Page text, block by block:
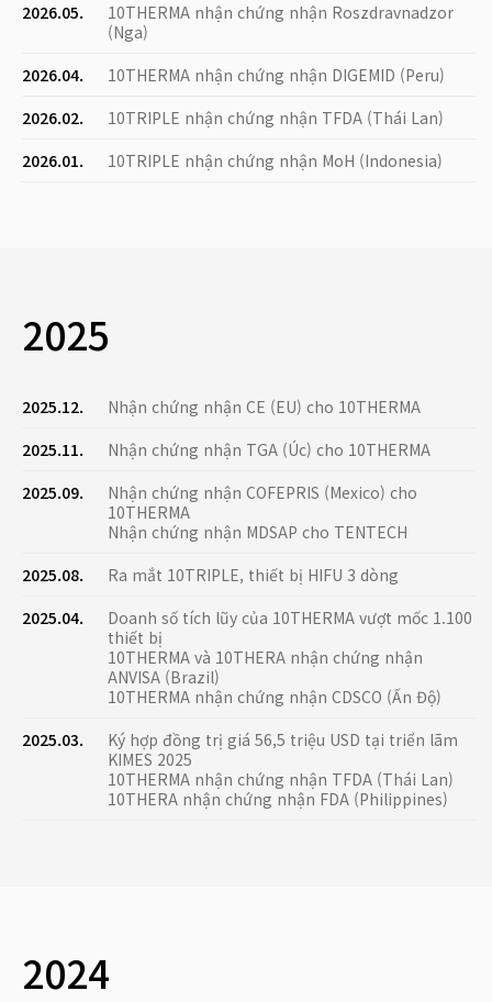
2026.05.
10THERMA nhận chứng nhận Roszdravnadzor
(Nga)
2026.04.
10THERMA nhận chứng nhận DIGEMID (Peru)
2026.02.
10TRIPLE nhận chứng nhận TFDA (Thái Lan)
2026.01.
10TRIPLE nhận chứng nhận MoH (Indonesia)
2025
2025.12.
Nhận chứng nhận CE (EU) cho 10THERMA
2025.11.
Nhận chứng nhận TGA (Úc) cho 10THERMA
2025.09.
Nhận chứng nhận COFEPRIS (Mexico) cho
10THERMA
Nhận chứng nhận MDSAP cho TENTECH
2025.08.
Ra mắt 10TRIPLE, thiết bị HIFU 3 dòng
2025.04.
Doanh số tích lũy của 10THERMA vượt mốc 1.100
thiết bị
10THERMA và 10THERA nhận chứng nhận
ANVISA (Brazil)
10THERMA nhận chứng nhận CDSCO (Ấn Độ)
2025.03.
Ký hợp đồng trị giá 56,5 triệu USD tại triển lãm
KIMES 2025
10THERMA nhận chứng nhận TFDA (Thái Lan)
10THERA nhận chứng nhận FDA (Philippines)
2024